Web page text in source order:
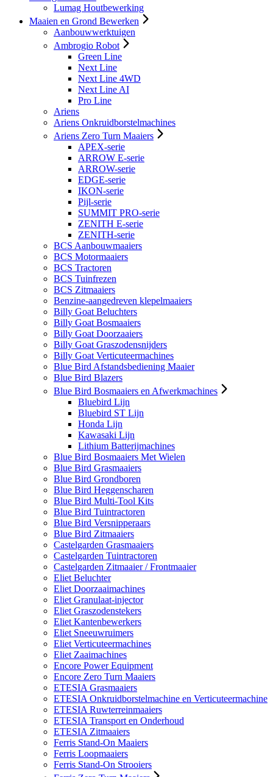
Lumag Houtbewerking
Maaien en Grond Bewerken
Aanbouwwerktuigen
Ambrogio Robot
Green Line
Next Line
Next Line 4WD
Next Line AI
Pro Line
Ariens
Ariens Onkruidborstelmachines
Ariens Zero Turn Maaiers
APEX-serie
ARROW E-serie
ARROW-serie
EDGE-serie
IKON-serie
Pijl-serie
SUMMIT PRO-serie
ZENITH E-serie
ZENITH-serie
BCS Aanbouwmaaiers
BCS Motormaaiers
BCS Tractoren
BCS Tuinfrezen
BCS Zitmaaiers
Benzine-aangedreven klepelmaaiers
Billy Goat Beluchters
Billy Goat Bosmaaiers
Billy Goat Doorzaaiers
Billy Goat Graszodensnijders
Billy Goat Verticuteermachines
Blue Bird Afstandsbediening Maaier
Blue Bird Blazers
Blue Bird Bosmaaiers en Afwerkmachines
Bluebird Lijn
Bluebird ST Lijn
Honda Lijn
Kawasaki Lijn
Lithium Batterijmachines
Blue Bird Bosmaaiers Met Wielen
Blue Bird Grasmaaiers
Blue Bird Grondboren
Blue Bird Heggenscharen
Blue Bird Multi-Tool Kits
Blue Bird Tuintractoren
Blue Bird Versnipperaars
Blue Bird Zitmaaiers
Castelgarden Grasmaaiers
Castelgarden Tuintractoren
Castelgarden Zitmaaier / Frontmaaier
Eliet Beluchter
Eliet Doorzaaimachines
Eliet Granulaat-injector
Eliet Graszodenstekers
Eliet Kantenbewerkers
Eliet Sneeuwruimers
Eliet Verticuteermachines
Eliet Zaaimachines
Encore Power Equipment
Encore Zero Turn Maaiers
ETESIA Grasmaaiers
ETESIA Onkruidborstelmachine en Verticuteermachine
ETESIA Ruwterreinmaaiers
ETESIA Transport en Onderhoud
ETESIA Zitmaaiers
Ferris Stand-On Maaiers
Ferris Loopmaaiers
Ferris Stand-On Strooiers